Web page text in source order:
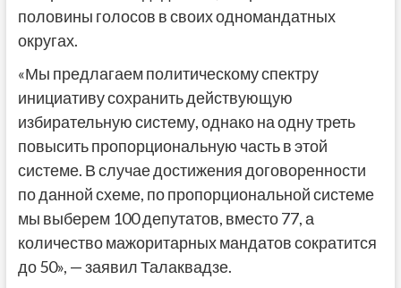
половины голосов в своих одномандатных
округах.
«Мы предлагаем политическому спектру
инициативу сохранить действующую
избирательную систему, однако на одну треть
повысить пропорциональную часть в этой
системе. В случае достижения договоренности
по данной схеме, по пропорциональной системе
мы выберем 100 депутатов, вместо 77, а
количество мажоритарных мандатов сократится
до 50», — заявил Талаквадзе.